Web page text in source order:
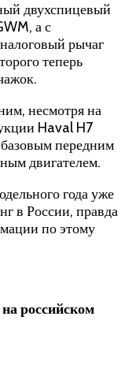
двухспицевый
а с
рычаг
теперь
несмотря на
Haval H7
передним
двигателем.
года уже
в России, правда
по этому
российском